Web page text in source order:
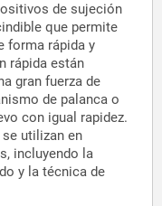
de sujeción
que permite
forma rápida y
rápida están
gran fuerza de
de palanca o
con igual rapidez.
utilizan en
incluyendo la
y la técnica de